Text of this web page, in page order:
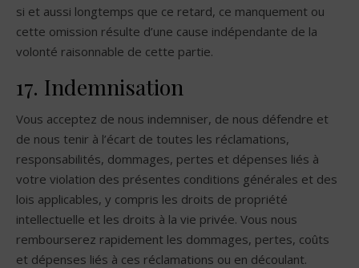
si et aussi longtemps que ce retard, ce manquement ou
cette omission résulte d’une cause indépendante de la
volonté raisonnable de cette partie.
17. Indemnisation
Vous acceptez de nous indemniser, de nous défendre et
de nous tenir à l’écart de toutes les réclamations,
responsabilités, dommages, pertes et dépenses liés à
votre violation des présentes conditions générales et des
lois applicables, y compris les droits de propriété
intellectuelle et les droits à la vie privée. Vous nous
rembourserez rapidement les dommages, pertes, coûts
et dépenses liés à ces réclamations ou en découlant.